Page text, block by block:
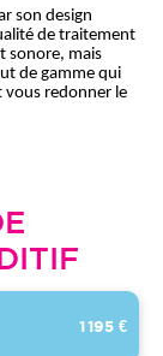
son design
de traitement
sonore, mais
de gamme qui
vous redonner le
1 195 €